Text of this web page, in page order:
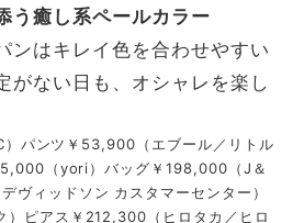
う癒し系ペールカラー
ンはキレイ色を合わせやすい
がない日も、オシャレを楽し
パンツ￥53,900（エブール／リトル
（yori）バッグ￥198,000（J＆
ヴィッドソン カスタマーセンター）
ピアス￥212,300（ヒロタカ／ヒロ